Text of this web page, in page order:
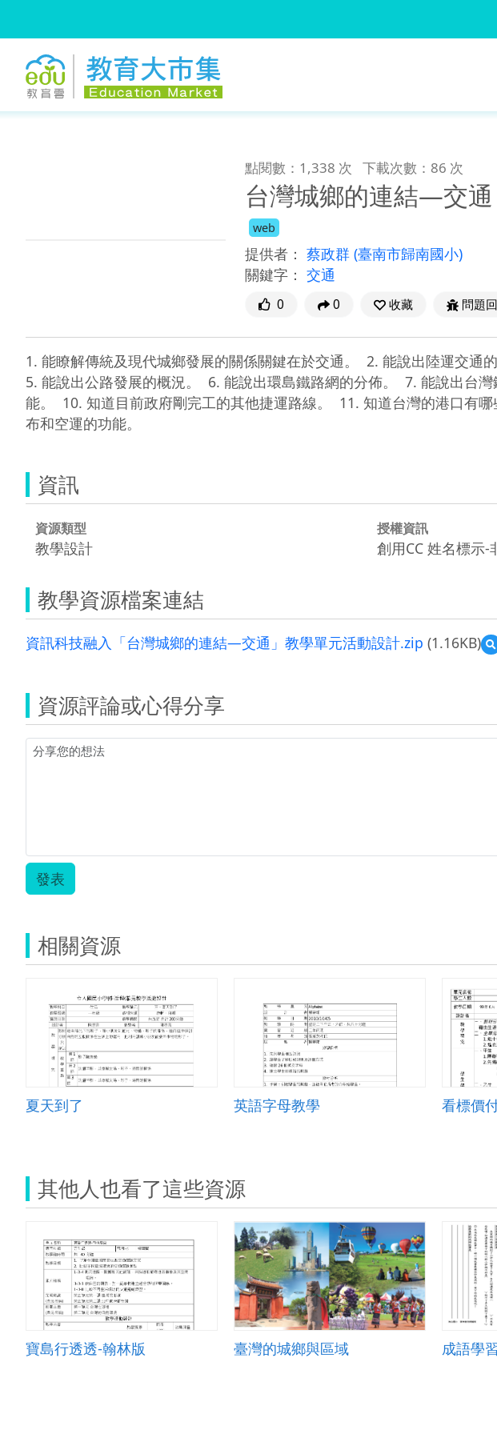
點閱數：1,338 次 下載次數：86 次
台灣城鄉的連結—交通
web
提供者： 蔡政群 (臺南市歸南國小)
關鍵字： 交通
0 0 收藏 問題
1. 能瞭解傳統及現代城鄉發展的關係關鍵在於交通。  2. 能說出陸運交通
5. 能說出公路發展的概況。  6. 能說出環島鐵路網的分佈。  7. 能說出台
能。  10. 知道目前政府剛完工的其他捷運路線。  11. 知道台灣的港口有
布和空運的功能。
資訊
資源類型
教學設計
授權資訊
創用CC 姓名標示
教學資源檔案連結
資訊科技融入「台灣城鄉的連結—交通」教學單元活動設計.zip (1.16KB)
資源評論或心得分享
發表
相關資源
夏天到了 英語字母教學 看標價
其他人也看了這些資源
寶島行透透-翰林版 臺灣的城鄉與區域 成語學